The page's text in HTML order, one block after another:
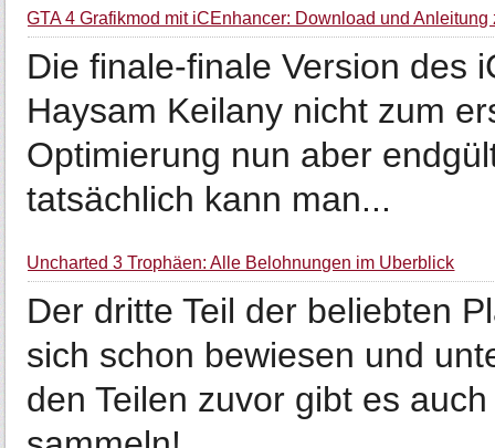
GTA 4 Grafikmod mit iCEnhancer: Download und Anleitung
Die finale-finale Version des
Haysam Keilany nicht zum
Optimierung nun aber
tatsächlich kann man...
Uncharted 3 Trophäen: Alle Belohnungen im Überblick
Der dritte Teil der beliebten
sich schon bewiesen und
den Teilen zuvor gibt es